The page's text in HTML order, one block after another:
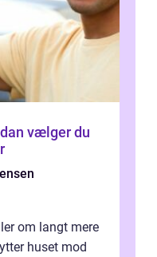
om langt mere
huset mod